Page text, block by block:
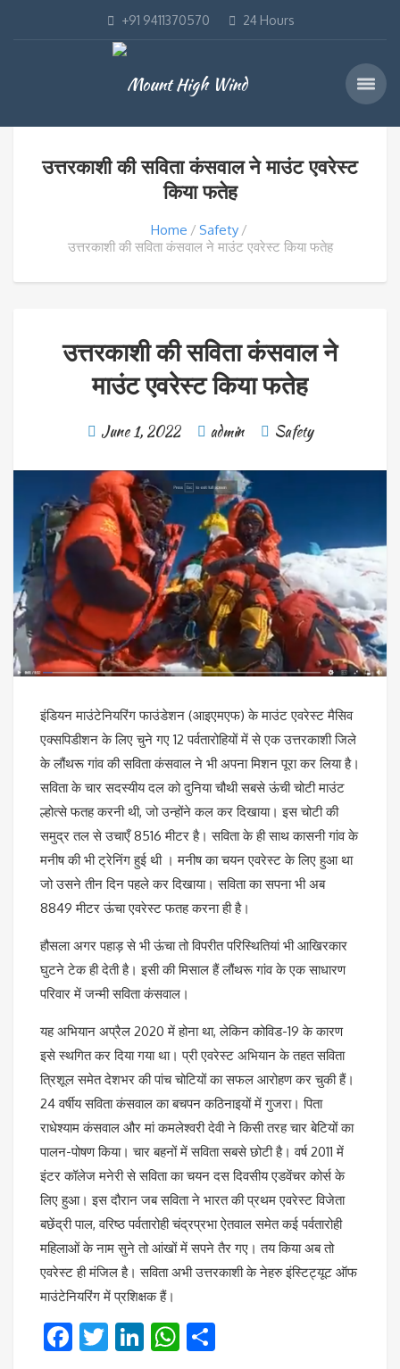
+91 9411370570 24 Hours
उत्तरकाशी की सविता कंसवाल ने माउंट एवरेस्ट
किया फतेह
Home
Safety
उत्तरकाशी की सविता कंसवाल ने माउंट एवरेस्ट किया फतेह
उत्तरकाशी की सविता कंसवाल ने
माउंट एवरेस्ट किया फतेह
June 1, 2022 admin Safety
इंडियन माउंटेनियरिंग फाउंडेशन (आइएमएफ) के माउंट एवरेस्ट मैसिव
एक्सपिडीशन के लिए चुने गए 12 पर्वतारोहियों में से एक उत्तरकाशी जिले
के लौंथरू गांव की सविता कंसवाल ने भी अपना मिशन पूरा कर लिया है।
सविता के चार सदस्यीय दल को दुनिया चौथी सबसे ऊंची चोटी माउंट
ल्होत्से फतह करनी थी, जो उन्होंने कल कर दिखाया। इस चोटी की
समुद्र तल से उचाएँ 8516 मीटर है। सविता के ही साथ कासनी गांव के
मनीष की भी ट्रेनिंग हुई थी । मनीष का चयन एवरेस्ट के लिए हुआ था
जो उसने तीन दिन पहले कर दिखाया। सविता का सपना भी अब
8849 मीटर ऊंचा एवरेस्ट फतह करना ही है।
हौसला अगर पहाड़ से भी ऊंचा तो विपरीत परिस्थितियां भी आखिरकार
घुटने टेक ही देती है। इसी की मिसाल हैं लौंथरू गांव के एक साधारण
परिवार में जन्मी सविता कंसवाल।
यह अभियान अप्रैल 2020 में होना था, लेकिन कोविड-19 के कारण
इसे स्थगित कर दिया गया था। प्री एवरेस्ट अभियान के तहत सविता
त्रिशूल समेत देशभर की पांच चोटियों का सफल आरोहण कर चुकी हैं।
24 वर्षीय सविता कंसवाल का बचपन कठिनाइयों में गुजरा। पिता
राधेश्याम कंसवाल और मां कमलेश्वरी देवी ने किसी तरह चार बेटियों का
पालन-पोषण किया। चार बहनों में सविता सबसे छोटी है। वर्ष 2011 में
इंटर कॉलेज मनेरी से सविता का चयन दस दिवसीय एडवेंचर कोर्स के
लिए हुआ। इस दौरान जब सविता ने भारत की प्रथम एवरेस्ट विजेता
बछेंद्री पाल, वरिष्ठ पर्वतारोही चंद्रप्रभा ऐतवाल समेत कई पर्वतारोही
महिलाओं के नाम सुने तो आंखों में सपने तैर गए। तय किया अब तो
एवरेस्ट ही मंजिल है। सविता अभी उत्तरकाशी के नेहरु इंस्टिट्यूट ऑफ
माउंटेनियरिंग में प्रशिक्षक हैं।
Facebook
Twitter
LinkedIn
WhatsApp